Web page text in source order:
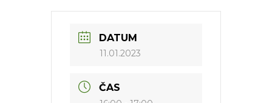
DATUM
11.01.2023
ČAS